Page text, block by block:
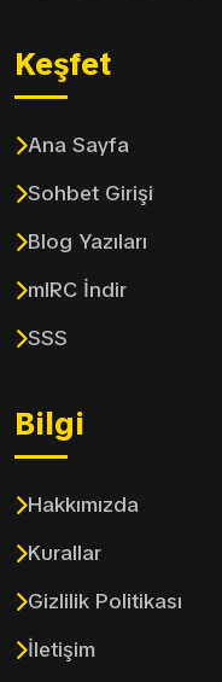
Keşfet
Ana Sayfa
Sohbet Girişi
Blog Yazıları
mIRC İndir
SSS
Bilgi
Hakkımızda
Kurallar
Gizlilik Politikası
İletişim